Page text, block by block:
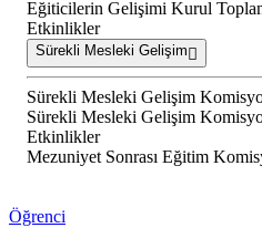
Eğiticilerin Gelişimi Kurul
Etkinlikler
Sürekli Mesleki Gelişim
Sürekli Mesleki Gelişim
Sürekli Mesleki Gelişim
Etkinlikler
Mezuniyet Sonrası Eğitim
Öğrenci